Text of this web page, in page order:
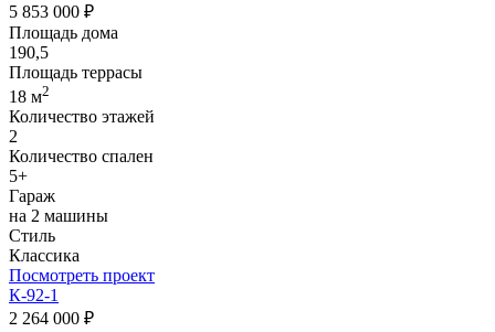
5 853 000 ₽
Площадь дома
190,5
Площадь террасы
18 м2
Количество этажей
2
Количество спален
5+
Гараж
на 2 машины
Стиль
Классика
Посмотреть проект
К-92-1
2 264 000 ₽